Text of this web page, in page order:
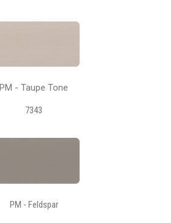
PM - Taupe Tone
7343
PM - Feldspar